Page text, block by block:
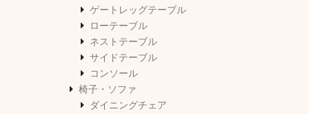
ゲートレッグテーブル
ローテーブル
ネストテーブル
サイドテーブル
コンソール
椅子・ソファ
ダイニングチェア